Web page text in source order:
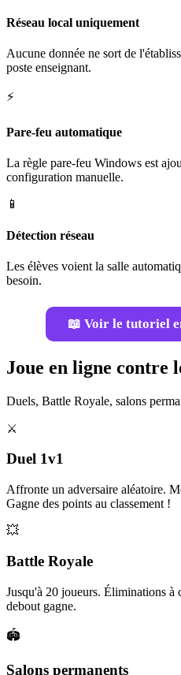
Réseau local uniquement
Aucune donnée ne sort de
poste enseignant.
⚡
Pare-feu automatique
La règle pare-feu Windows est
configuration manuelle.
📱
Détection réseau
Les élèves voient la salle
besoin.
📖 Voir le tutoriel
Joue en ligne contre
Duels, Battle Royale, salons
⚔️
Duel 1v1
Affronte un adversaire aléatoire.
Gagne des points au classement !
💥
Battle Royale
Jusqu'à 20 joueurs. Éliminations à
debout gagne.
🏟️
Salons permanents